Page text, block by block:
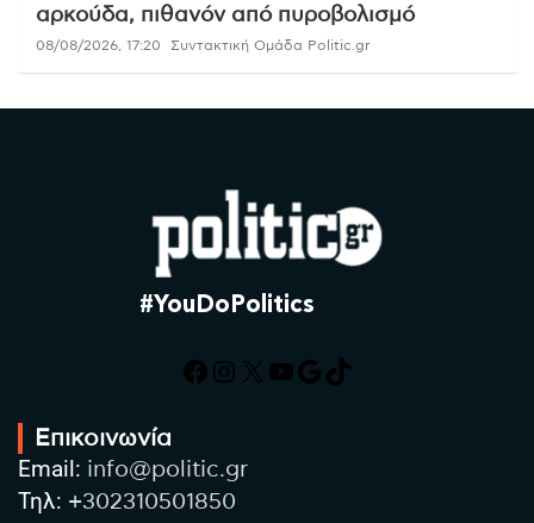
αρκούδα, πιθανόν από πυροβολισμό
08/08/2026, 17:20 Συντακτική Ομάδα Politic.gr
#YouDoPolitics
Facebook
Instagram
X YouTube
Google
TikTok
Επικοινωνία
Email: info@politic.gr
Τηλ: +302310501850